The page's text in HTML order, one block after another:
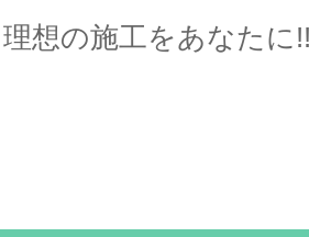
想の施工をあなたに!!